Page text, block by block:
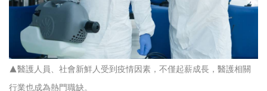
▲醫護人員、社會新鮮人受到疫情因素，不僅起薪成長，醫護相關
行業也成為熱門職缺。